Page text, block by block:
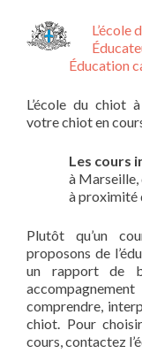
L’école
Éducation
L’école du chiot
votre chiot en
Les cours
à
à proximité
Plutôt qu’un
proposons de
un rapport de
comprendre,
chiot. Pour
cours, contactez